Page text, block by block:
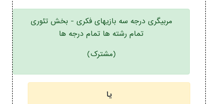
مربیگری درجه سه بازیهای فکری - بخش تئوری
تمام رشته ها تمام درجه ها
(مشترک)
یا